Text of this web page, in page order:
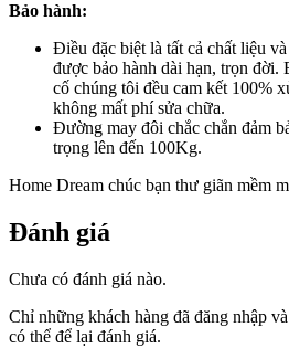
Bảo hành:
Điều đặc biệt là tất cả chất liệu
được bảo hành dài hạn, trọn đời.
cố chúng tôi đều cam kết 100%
không mất phí sửa chữa.
Đường may đôi chắc chắn đảm
trọng lên đến 100Kg.
Home Dream chúc bạn thư giãn mềm
Đánh giá
Chưa có đánh giá nào.
Chỉ những khách hàng đã đăng nhập
có thể để lại đánh giá.